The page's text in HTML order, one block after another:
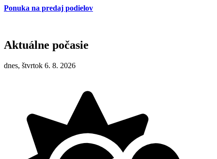
Ponuka na predaj podielov
Aktuálne počasie
dnes, štvrtok 6. 8. 2026